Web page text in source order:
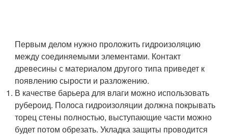
Первым делом нужно проложить гидроизоляцию
между соединяемыми элементами. Контакт
древесины с материалом другого типа приведет к
появлению сырости и разложению.
В качестве барьера для влаги можно использовать
рубероид. Полоса гидроизоляции должна покрывать
торец стены полностью, выступающие части можно
будет потом обрезать. Укладка защиты проводится